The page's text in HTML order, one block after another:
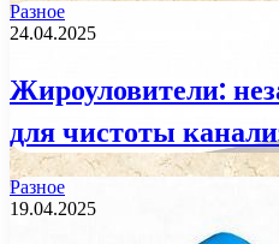
Разное
24.04.2025
Жироуловители:
для чистоты
Разное
19.04.2025